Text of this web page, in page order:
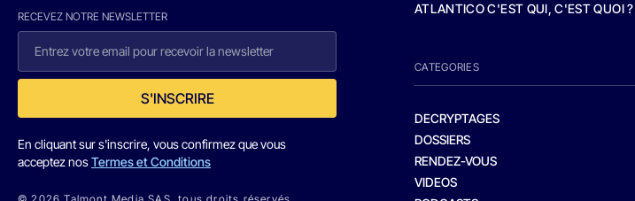
RECEVEZ NOTRE NEWSLETTER
S'INSCRIRE
En cliquant sur s'inscrire, vous confirmez que vous
acceptez nosTermes et Conditions
ATLANTICO C'EST QUI, C'EST QUOI ?
CATEGORIES
DECRYPTAGES
DOSSIERS
RENDEZ-VOUS
VIDEOS